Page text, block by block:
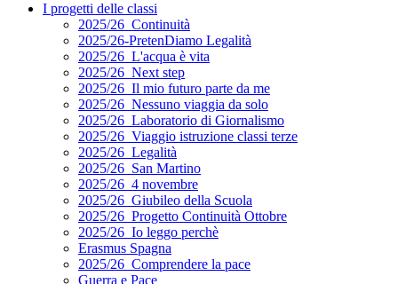
I progetti delle classi
2025/26_Continuità
2025/26-PretenDiamo Legalità
2025/26_L'acqua è vita
2025/26_Next step
2025/26_Il mio futuro parte da me
2025/26_Nessuno viaggia da solo
2025/26_Laboratorio di Giornalismo
2025/26_Viaggio istruzione classi terze
2025/26_Legalità
2025/26_San Martino
2025/26_4 novembre
2025/26_Giubileo della Scuola
2025/26_Progetto Continuità Ottobre
2025/26_Io leggo perchè
Erasmus Spagna
2025/26_Comprendere la pace
Guerra e Pace